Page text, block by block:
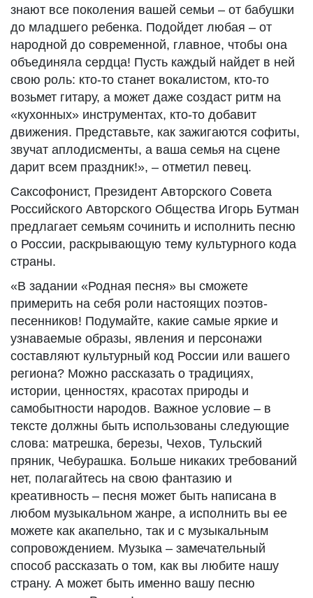
знают все поколения вашей семьи – от бабушки
до младшего ребенка. Подойдет любая – от
народной до современной, главное, чтобы она
объединяла сердца! Пусть каждый найдет в ней
свою роль: кто-то станет вокалистом, кто-то
возьмет гитару, а может даже создаст ритм на
«кухонных» инструментах, кто-то добавит
движения. Представьте, как зажигаются софиты,
звучат аплодисменты, а ваша семья на сцене
дарит всем праздник!», – отметил певец.
Саксофонист, Президент Авторского Совета
Российского Авторского Общества Игорь Бутман
предлагает семьям сочинить и исполнить песню
о России, раскрывающую тему культурного кода
страны.
«В задании «Родная песня» вы сможете
примерить на себя роли настоящих поэтов-
песенников! Подумайте, какие самые яркие и
узнаваемые образы, явления и персонажи
составляют культурный код России или вашего
региона? Можно рассказать о традициях,
истории, ценностях, красотах природы и
самобытности народов. Важное условие – в
тексте должны быть использованы следующие
слова: матрешка, березы, Чехов, Тульский
пряник, Чебурашка. Больше никаких требований
нет, полагайтесь на свою фантазию и
креативность – песня может быть написана в
любом музыкальном жанре, а исполнить вы ее
можете как акапельно, так и с музыкальным
сопровождением. Музыка – замечательный
способ рассказать о том, как вы любите нашу
страну. А может быть именно вашу песню